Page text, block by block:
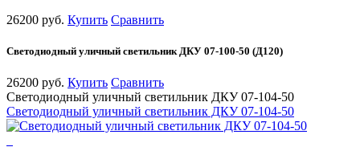
26200 руб. Купить Сравнить
Светодиодный уличный светильник ДКУ 07-100-50 (Д120)
26200 руб. Купить Сравнить
Светодиодный уличный светильник ДКУ 07-104-50
Светодиодный уличный светильник ДКУ 07-104-50